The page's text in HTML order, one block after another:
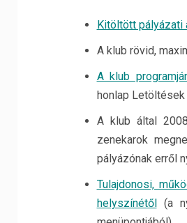
Kitöltött pályázati
A klub rövid,
A klub
honlap Letöltések
A klub által
zenekarok
pályázónak erről
Tulajdonosi,
helyszínétől(a